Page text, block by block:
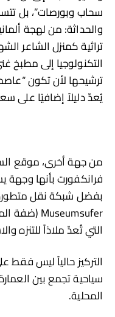
سحاب وبورصات”، بل
والحداثة: من لهجة
تراثية كمنزل الشاعر
التكنولوجيا إلى مطبخ
يُعدّ دليلاً إضافيًا على
فرانكفورت بأنها وجهة
بفضل شبكة نقل
التي تُعدّ ملاذاً للتنزه
التركيز حالياً ليس فقط
سياحية تجمع بين
المحلية.